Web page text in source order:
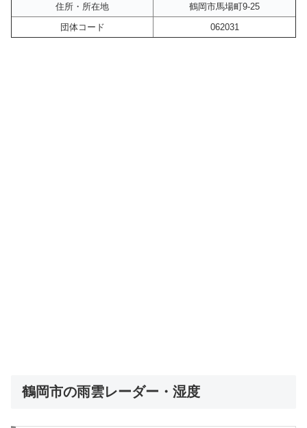
住所・所在地
鶴岡市馬場町9-25
団体コード
062031
鶴岡市の雨雲レーダー・湿度